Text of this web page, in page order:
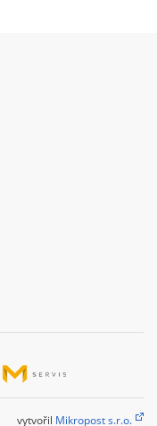
vytvořil Mikropost s.r.o.